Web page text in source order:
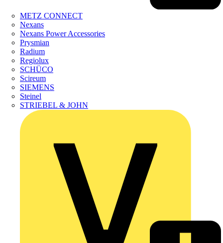
METZ CONNECT
Nexans
Nexans Power Accessories
Prysmian
Radium
Regiolux
SCHÜCO
Scireum
SIEMENS
Steinel
STRIEBEL & JOHN